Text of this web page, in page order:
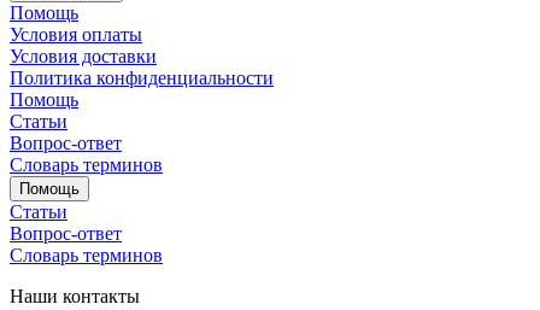
Помощь
Условия оплаты
Условия доставки
Политика конфиденциальности
Помощь
Статьи
Вопрос-ответ
Словарь терминов
Помощь
Статьи
Вопрос-ответ
Словарь терминов
Наши контакты